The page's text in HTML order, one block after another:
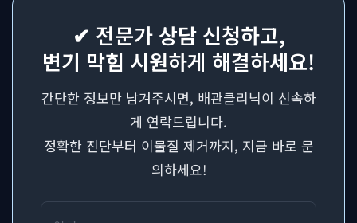
✔ 전문가 상담 신청하고,
변기 막힘 시원하게 해결하세요!
간단한 정보만 남겨주시면, 배관클리닉이 신속하
게 연락드립니다.
정확한 진단부터 이물질 제거까지, 지금 바로 문
의하세요!